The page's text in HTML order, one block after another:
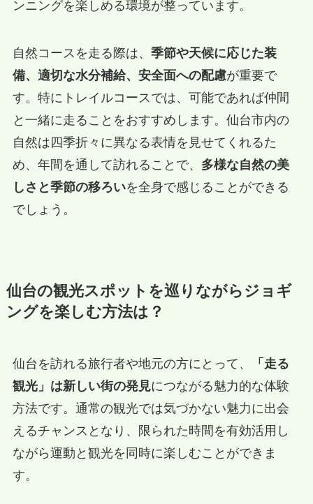
ンニングを楽しめる環境が整っています。
自然コースを走る際は、 季節や天候に応じた装
備、適切な水分補給、安全面への配慮が重要で
す。特にトレイルコースでは、可能であれば仲間
と一緒に走ることをおすすめします。仙台市内の
自然は四季折々に異なる表情を見せてくれるた
め、年間を通して訪れることで、 多様な自然の美
しさと季節の移ろいを全身で感じることができる
でしょう。
仙台の観光スポットを巡りながらジョギ
ングを楽しむ方法は？
仙台を訪れる旅行者や地元の方にとって、
「走る
観光」は新しい街の発見につながる魅力的な体験
方法です。通常の観光では気づかない魅力に出会
えるチャンスとなり、限られた時間を有効活用し
ながら運動と観光を同時に楽しむことができま
す。